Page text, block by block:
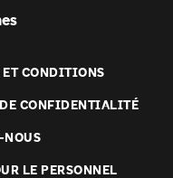
CONDITIONS
CONFIDENTIALITÉ
NOUS
LE PERSONNEL